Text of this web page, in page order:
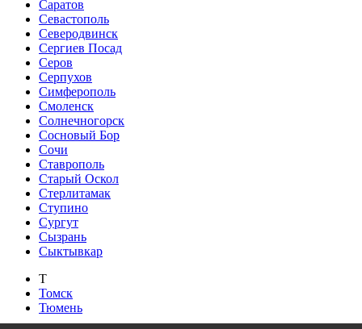
Саратов
Севастополь
Северодвинск
Сергиев Посад
Серов
Серпухов
Симферополь
Смоленск
Солнечногорск
Сосновый Бор
Сочи
Ставрополь
Старый Оскол
Стерлитамак
Ступино
Сургут
Сызрань
Сыктывкар
Т
Томск
Тюмень